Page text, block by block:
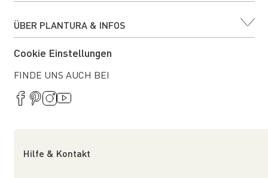
ÜBER PLANTURA & INFOS
Cookie Einstellungen
FINDE UNS AUCH BEI
Hilfe & Kontakt